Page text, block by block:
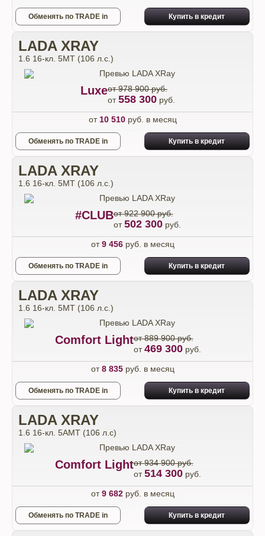
Обменять по TRADE in Купить в кредит
LADA XRAY
1.6 16-кл. 5МТ (106 л.с.)
Luxeот 978 900 руб.
от558 300 руб.
от 10 510руб. в месяц
Обменять по TRADE in Купить в кредит
LADA XRAY
1.6 16-кл. 5МТ (106 л.с.)
#CLUBот 922 900 руб.
от502 300руб.
от9 456руб. в месяц
Обменять по TRADE in Купить в кредит
LADA XRAY
1.6 16-кл. 5МТ (106 л.с.)
Comfort Lightот 889 900 руб.
от469 300руб.
от8 835руб. в месяц
Обменять по TRADE in Купить в кредит
LADA XRAY
1.6 16-кл. 5АМТ (106 л.с)
Comfort Lightот 934 900 руб.
от514 300руб.
от9 682руб. в месяц
Обменять по TRADE in Купить в кредит